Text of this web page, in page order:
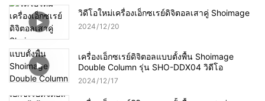
วิดีโอใหม่เครื่องเอ็กซเรย์ดิจิตอลเสาคู่ Shoimage
2024 12 20
เครื่องเอ็กซเรย์ดิจิตอลแบบตั้งพื้น Shoimage
Double Column รุ่น SHO-DDX04 วิดีโอ
2024 12 17